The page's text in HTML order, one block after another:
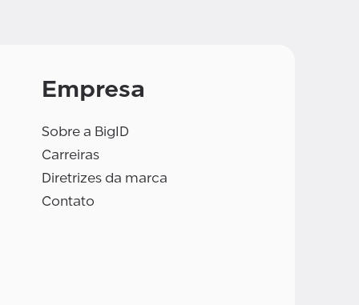
Empresa
Sobre a BigID
Carreiras
Diretrizes da marca
Contato